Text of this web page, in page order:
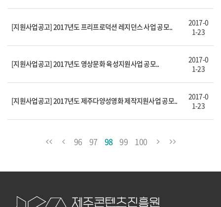
[지원사업공고] 2017년도 프리프로덕션 레지던스 사업 공모..
2017-0
1-23
[지원사업공고] 2017년도 영상문화 육성지원사업 공모..
2017-0
1-23
[지원사업공고] 2017년도 제주다양성영화 제작지원사업 공모..
2017-0
1-23
96 97 98 99 100